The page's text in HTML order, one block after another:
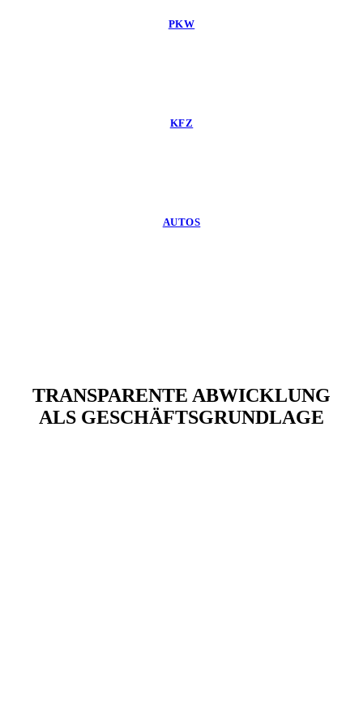
PKW
KFZ
AUTOS
TRANSPARENTE ABWICKLUNG
ALS GESCHÄFTSGRUNDLAGE